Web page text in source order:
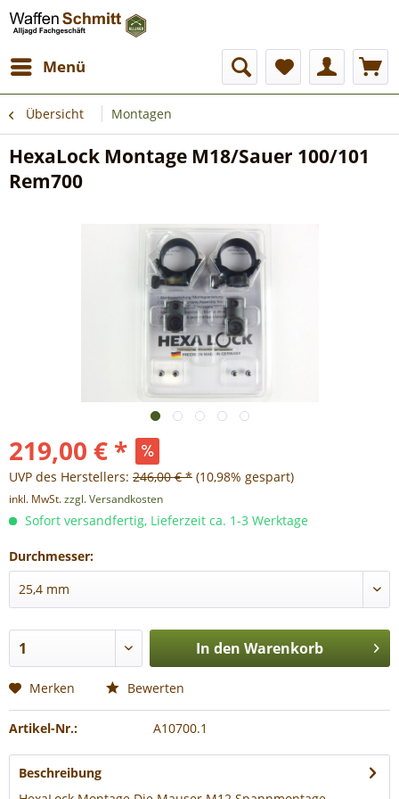
Menü
Übersicht Montagen
HexaLock Montage M18/Sauer 100/101
Rem700
219,00 € *
UVP des Herstellers: 246,00 € * (10,98% gespart)
inkl. MwSt.zzgl. Versandkosten
Sofort versandfertig, Lieferzeit ca. 1-3 Werktage
Durchmesser:
In den Warenkorb
Merken Bewerten
Artikel-Nr.: A10700.1
Beschreibung